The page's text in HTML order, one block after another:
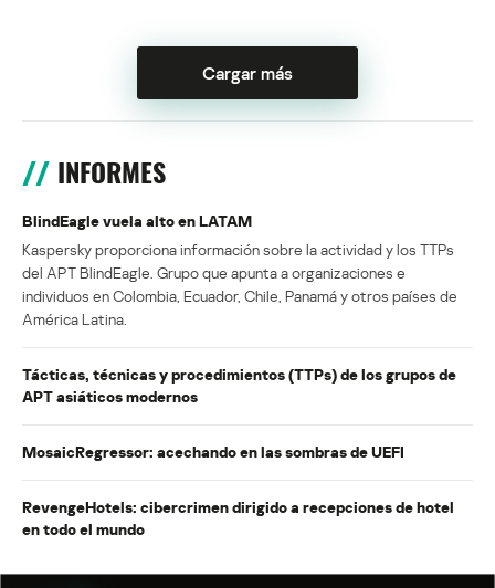
Cargar más
INFORMES
BlindEagle vuela alto en LATAM
Kaspersky proporciona información sobre la actividad y los TTPs
del APT BlindEagle. Grupo que apunta a organizaciones e
individuos en Colombia, Ecuador, Chile, Panamá y otros países de
América Latina.
Tácticas, técnicas y procedimientos (TTPs) de los grupos de
APT asiáticos modernos
MosaicRegressor: acechando en las sombras de UEFI
RevengeHotels: cibercrimen dirigido a recepciones de hotel
en todo el mundo